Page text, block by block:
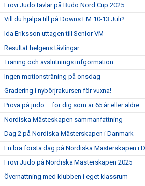
Frövi Judo tävlar på Budo Nord Cup 2025
Vill du hjälpa till på Downs EM 10-13 Juli?
Ida Eriksson uttagen till Senior VM
Resultat helgens tävlingar
Träning och avslutnings infgormation
Ingen motionsträning på onsdag
Gradering i nybörjrakursen för vuxna!
Prova på judo – för dig som är 65 år eller äldre
Nordiska Mästeskapen sammanfattning
Dag 2 på Nordiska Mästerskapen i Danmark
En bra första dag på Nordiska Mästerskapen i
Frövi Judo på Nordiska Mästerskapen 2025
Övernattning med klubben i eget klassrum